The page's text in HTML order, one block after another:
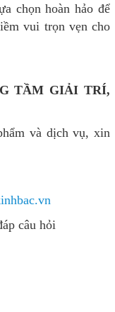
chọn hoàn hảo để
vui trọn vẹn cho
TẦM GIẢI TRÍ,
và dịch vụ, xin
câu hỏi